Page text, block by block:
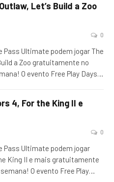
Let’s Build a Zoo
0
Pass Ultimate podem jogar The
a Zoo gratuitamente no
O evento Free Play Days…
4, For the King II e
0
Pass Ultimate podem jogar
King II e mais gratuitamente
O evento Free Play…